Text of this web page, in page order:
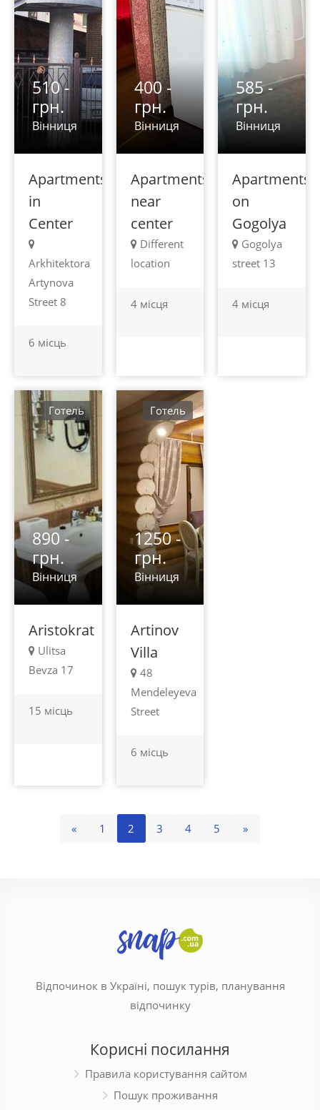
510 -
грн.
Вінниця
Apartments
in
Center
Arkhitektora
Artynova
Street 8
6 місць
400 -
грн.
Вінниця
Apartments
near
center
Different
location
4 місця
585 -
грн.
Вінниця
Apartments
on
Gogolya
Gogolya
street 13
4 місця
890 -
грн.
Вінниця
Aristokrat
Ulitsa
Bevza 17
15 місць
Готель
1250 -
грн.
Вінниця
Artinov
Villa
48
Mendeleyeva
Street
6 місць
Готель
« 1 2 3 4 5 »
Відпочинок в Україні, пошук турів, планування
відпочинку
Корисні посилання
Правила користування сайтом
Пошук проживання